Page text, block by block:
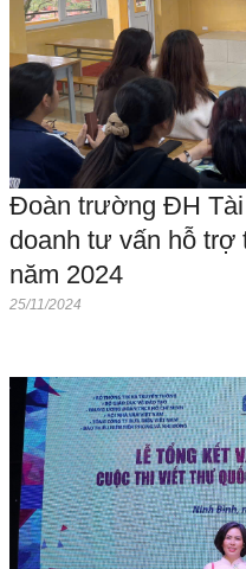
Đoàn trường ĐH
doanh tư vấn hỗ trợ
năm 2024
25/11/2024